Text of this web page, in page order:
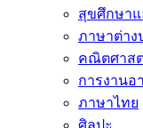
สุขศึกษา
ภาษาต่าง
คณิตศาส
การงานอ
ภาษาไทย
ศิลปะ